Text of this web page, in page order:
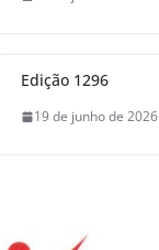
Edição 1296
19 de junho de 2026